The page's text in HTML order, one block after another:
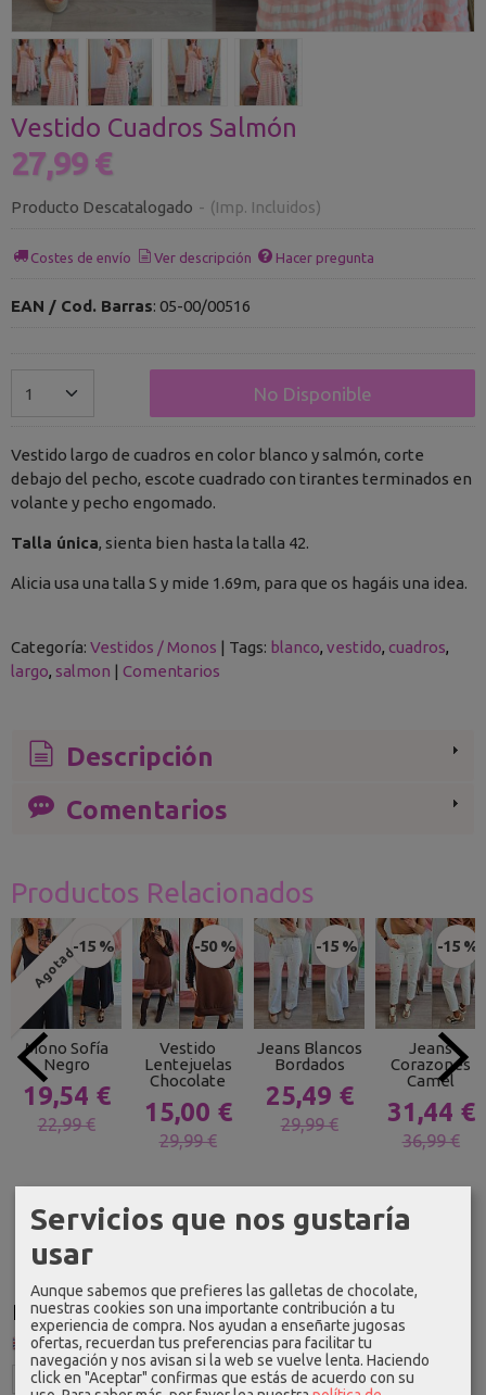
Idioma
Vestido Cuadros Salmón
27,99 €
Producto Descatalogado - (Imp. Incluidos)
Costes de envío Ver descripción Hacer pregunta
EAN / Cod. Barras: 05-00/00516
No Disponible
Vestido largo de cuadros en color blanco y salmón, corte
debajo del pecho, escote cuadrado con tirantes terminados en
volante y pecho engomado.
Talla única, sienta bien hasta la talla 42.
Alicia usa una talla S y mide 1.69m, para que os hagáis una idea.
Categoría: Vestidos / Monos | Tags: blanco vestido cuadros
largo salmon | Comentarios
Descripción
Comentarios
Productos Relacionados
Agotado-15 %
Mono Sofía
Negro
19,54 €
22,99 €
-50 %
Vestido
Lentejuelas
Chocolate
15,00 €
29,99 €
-15 %
Jeans Blancos
Bordados
25,49 €
29,99 €
-15 %
Jeans
Corazones
Camel
31,44 €
36,99 €
Servicios que nos gustaría
usar
Aunque sabemos que prefieres las galletas de chocolate,
nuestras cookies son una importante contribución a tu
experiencia de compra. Nos ayudan a enseñarte jugosas
ofertas, recuerdan tus preferencias para facilitar tu
navegación y nos avisan si la web se vuelve lenta. Haciendo
click en "Aceptar" confirmas que estás de acuerdo con su